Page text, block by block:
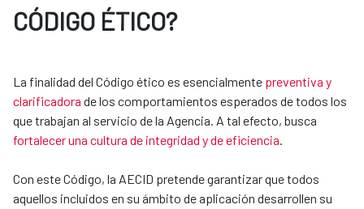
CÓDIGO ÉTICO?
La finalidad del Código ético es esencialmente preventiva y
clarificadora de los comportamientos esperados de todos los
que trabajan al servicio de la Agencia. A tal efecto, busca
fortalecer una cultura de integridad y de eficiencia.
Con este Código, la AECID pretende garantizar que todos
aquellos incluidos en su ámbito de aplicación desarrollen su